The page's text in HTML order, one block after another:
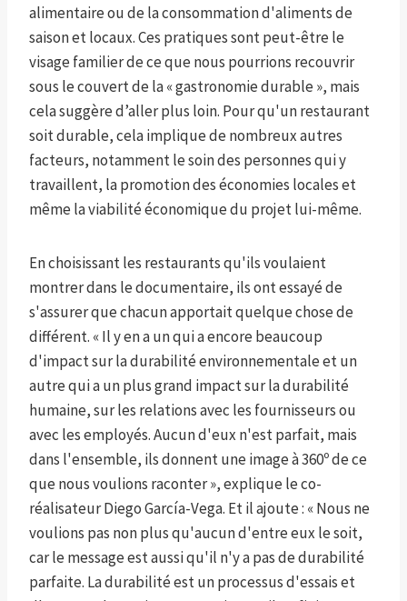
alimentaire ou de la consommation d'aliments de
saison et locaux. Ces pratiques sont peut-être le
visage familier de ce que nous pourrions recouvrir
sous le couvert de la « gastronomie durable », mais
cela suggère d’aller plus loin. Pour qu'un restaurant
soit durable, cela implique de nombreux autres
facteurs, notamment le soin des personnes qui y
travaillent, la promotion des économies locales et
même la viabilité économique du projet lui-même.
En choisissant les restaurants qu'ils voulaient
montrer dans le documentaire, ils ont essayé de
s'assurer que chacun apportait quelque chose de
différent. « Il y en a un qui a encore beaucoup
d'impact sur la durabilité environnementale et un
autre qui a un plus grand impact sur la durabilité
humaine, sur les relations avec les fournisseurs ou
avec les employés. Aucun d'eux n'est parfait, mais
dans l'ensemble, ils donnent une image à 360º de ce
que nous voulions raconter », explique le co-
réalisateur Diego García-Vega. Et il ajoute : « Nous ne
voulions pas non plus qu'aucun d'entre eux le soit,
car le message est aussi qu'il n'y a pas de durabilité
parfaite. La durabilité est un processus d'essais et